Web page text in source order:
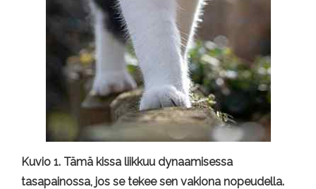
Kuvio 1. Tämä kissa liikkuu dynaamisessa
tasapainossa, jos se tekee sen vakiona nopeudella.